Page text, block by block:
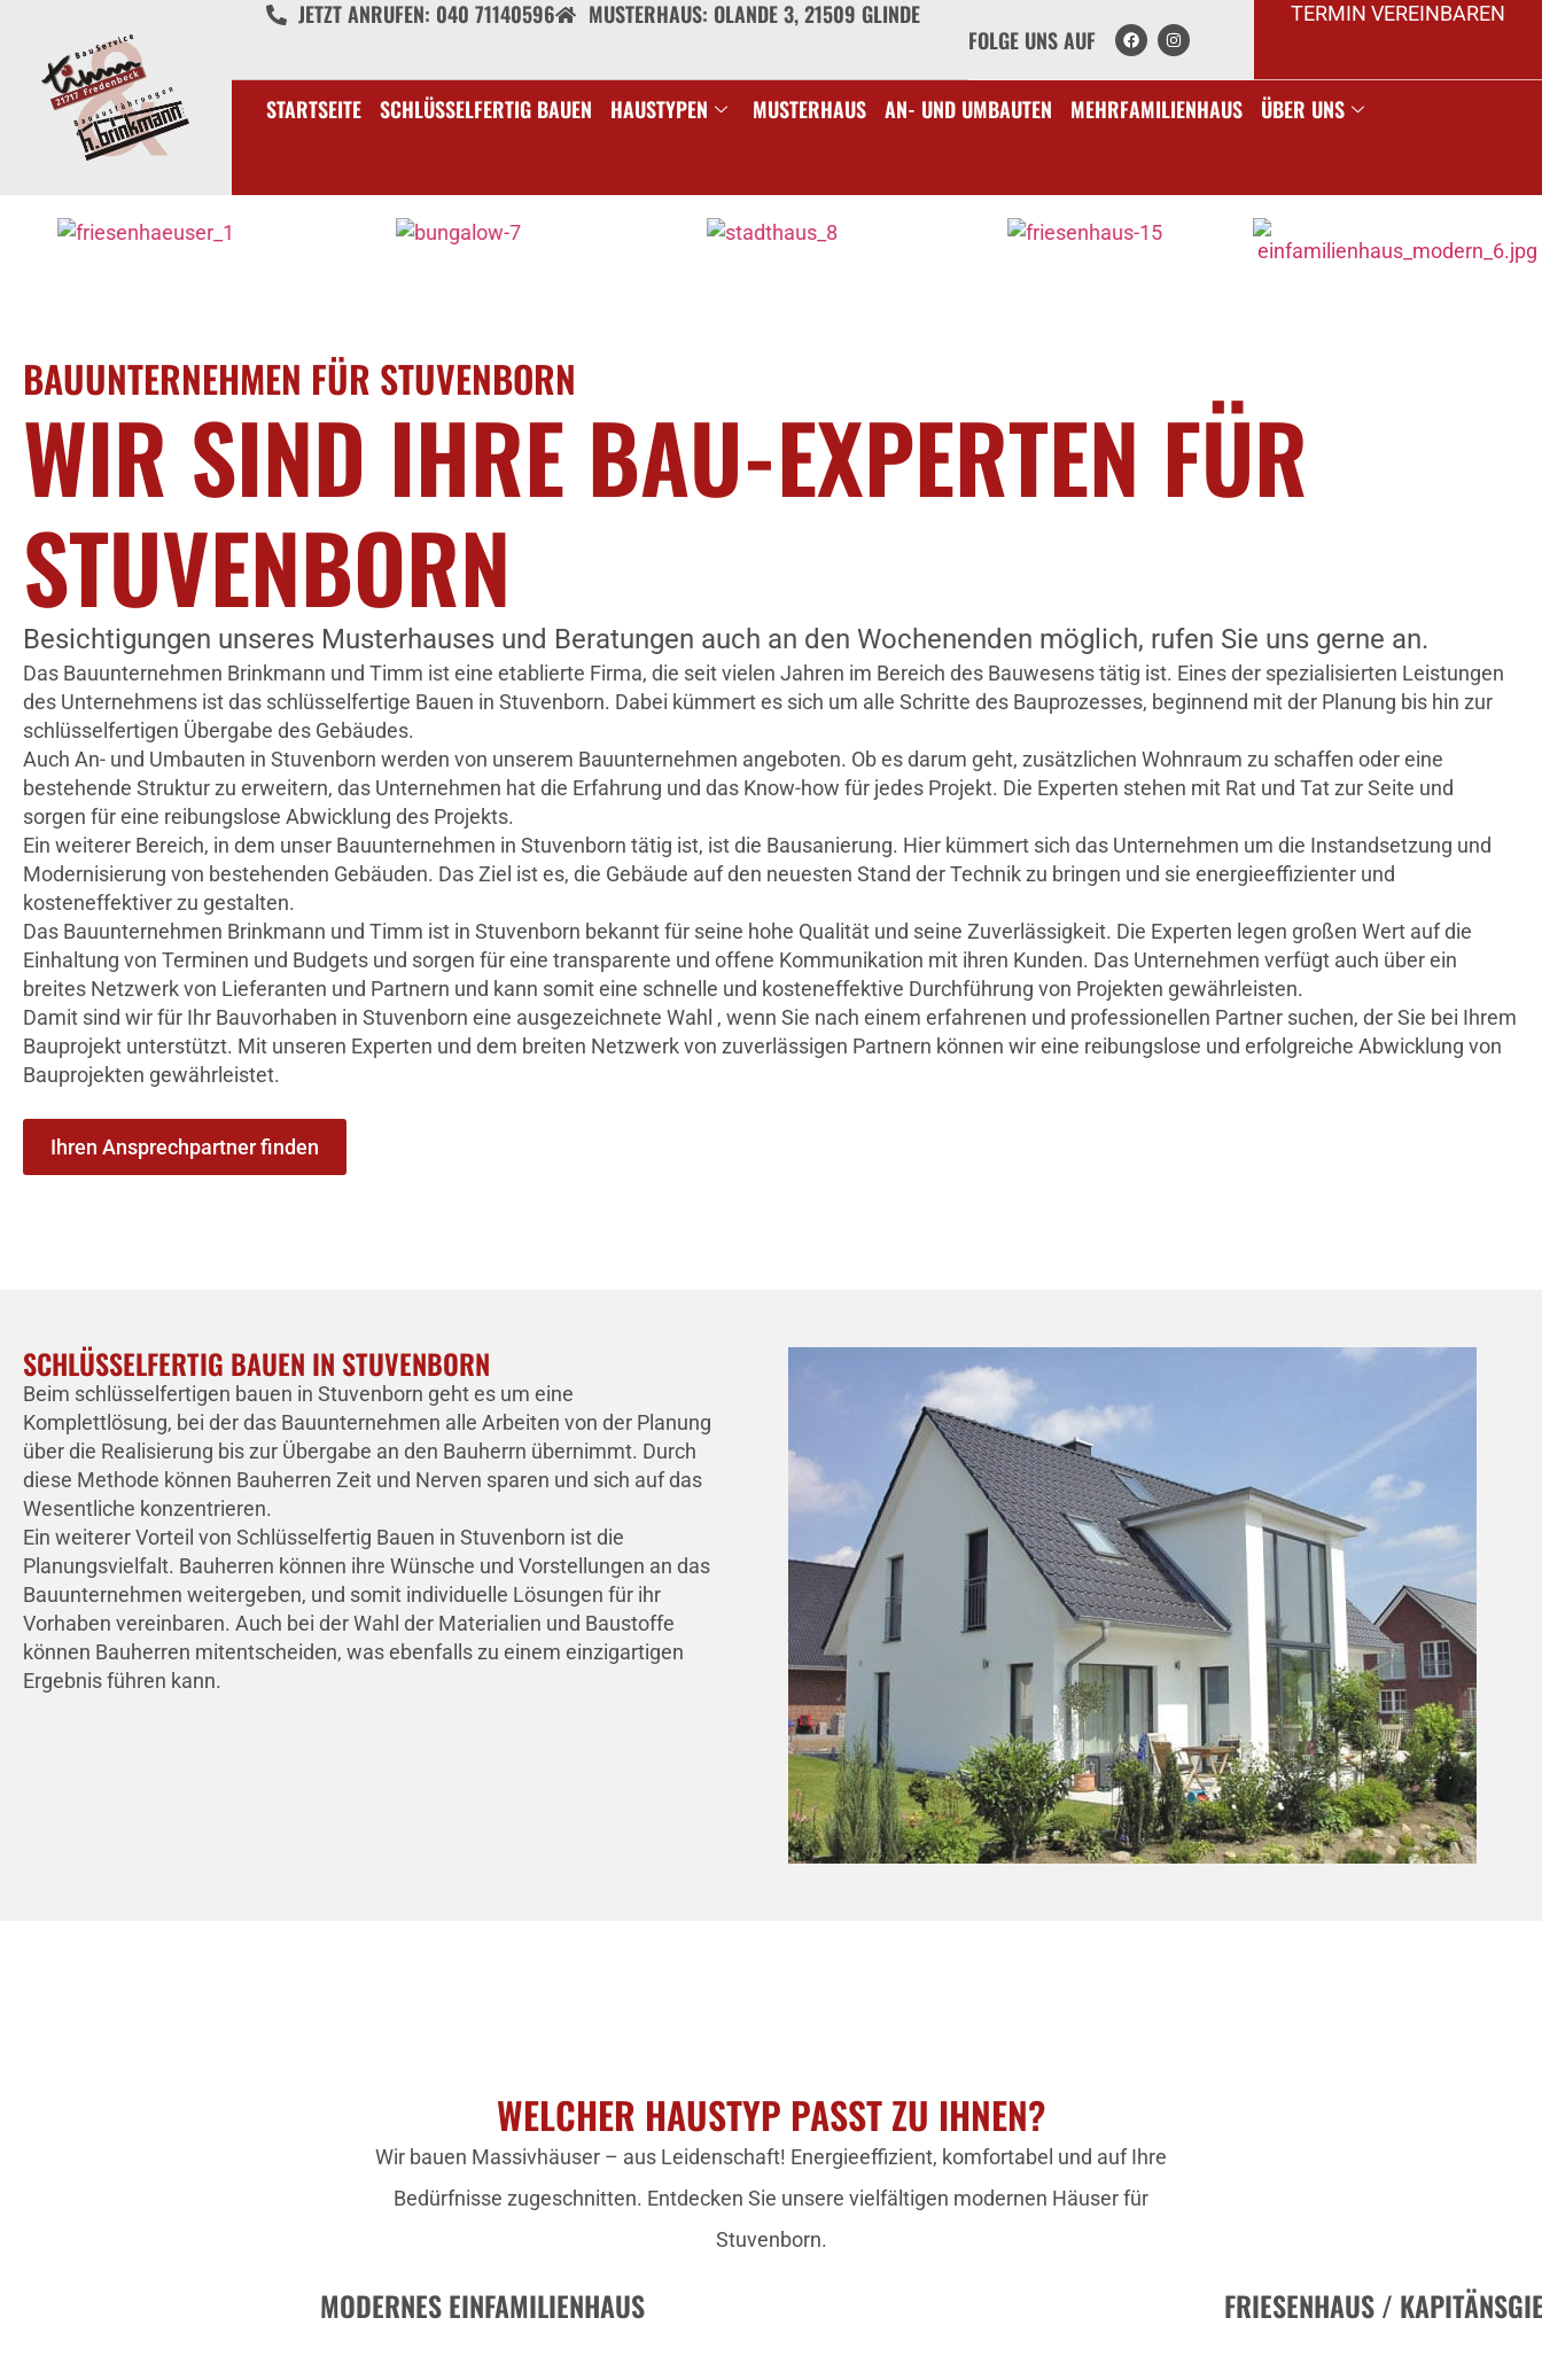
JETZT ANRUFEN: 040 71140596
MUSTERHAUS: OLANDE 3, 21509 GLINDE
FOLGE UNS AUF
TERMIN VEREINBAREN
STARTSEITE SCHLÜSSELFERTIG BAUEN HAUSTYPEN MUSTERHAUS AN- UND UMBAUTEN MEHRFAMILIENHAUS ÜBER UNS
BAUUNTERNEHMEN FÜR STUVENBORN
WIR SIND IHRE BAU-EXPERTEN FÜR
STUVENBORN
Besichtigungen unseres Musterhauses und Beratungen auch an den Wochenenden möglich, rufen Sie uns gerne an.
Das Bauunternehmen Brinkmann und Timm ist eine etablierte Firma, die seit vielen Jahren im Bereich des Bauwesens tätig ist. Eines der spezialisierten Leistungen
des Unternehmens ist das schlüsselfertige Bauen in Stuvenborn. Dabei kümmert es sich um alle Schritte des Bauprozesses, beginnend mit der Planung bis hin zur
schlüsselfertigen Übergabe des Gebäudes.
Auch An- und Umbauten in Stuvenborn werden von unserem Bauunternehmen angeboten. Ob es darum geht, zusätzlichen Wohnraum zu schaffen oder eine
bestehende Struktur zu erweitern, das Unternehmen hat die Erfahrung und das Know-how für jedes Projekt. Die Experten stehen mit Rat und Tat zur Seite und
sorgen für eine reibungslose Abwicklung des Projekts.
Ein weiterer Bereich, in dem unser Bauunternehmen in Stuvenborn tätig ist, ist die Bausanierung. Hier kümmert sich das Unternehmen um die Instandsetzung und
Modernisierung von bestehenden Gebäuden. Das Ziel ist es, die Gebäude auf den neuesten Stand der Technik zu bringen und sie energieeffizienter und
kosteneffektiver zu gestalten.
Das Bauunternehmen Brinkmann und Timm ist in Stuvenborn bekannt für seine hohe Qualität und seine Zuverlässigkeit. Die Experten legen großen Wert auf die
Einhaltung von Terminen und Budgets und sorgen für eine transparente und offene Kommunikation mit ihren Kunden. Das Unternehmen verfügt auch über ein
breites Netzwerk von Lieferanten und Partnern und kann somit eine schnelle und kosteneffektive Durchführung von Projekten gewährleisten.
Damit sind wir für Ihr Bauvorhaben in Stuvenborn eine ausgezeichnete Wahl , wenn Sie nach einem erfahrenen und professionellen Partner suchen, der Sie bei Ihrem
Bauprojekt unterstützt. Mit unseren Experten und dem breiten Netzwerk von zuverlässigen Partnern können wir eine reibungslose und erfolgreiche Abwicklung von
Bauprojekten gewährleistet.
Ihren Ansprechpartner finden
SCHLÜSSELFERTIG BAUEN IN STUVENBORN
Beim schlüsselfertigen bauen in Stuvenborn geht es um eine
Komplettlösung, bei der das Bauunternehmen alle Arbeiten von der Planung
über die Realisierung bis zur Übergabe an den Bauherrn übernimmt. Durch
diese Methode können Bauherren Zeit und Nerven sparen und sich auf das
Wesentliche konzentrieren.
Ein weiterer Vorteil von Schlüsselfertig Bauen in Stuvenborn ist die
Planungsvielfalt. Bauherren können ihre Wünsche und Vorstellungen an das
Bauunternehmen weitergeben, und somit individuelle Lösungen für ihr
Vorhaben vereinbaren. Auch bei der Wahl der Materialien und Baustoffe
können Bauherren mitentscheiden, was ebenfalls zu einem einzigartigen
Ergebnis führen kann.
WELCHER HAUSTYP PASST ZU IHNEN?
Wir bauen Massivhäuser – aus Leidenschaft! Energieeffizient, komfortabel und auf Ihre
Bedürfnisse zugeschnitten. Entdecken Sie unsere vielfältigen modernen Häuser für
Stuvenborn.
MODERNES EINFAMILIENHAUS FRIESENHAUS /